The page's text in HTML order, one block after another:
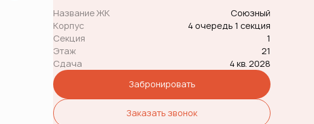
Название ЖК
Союзный
Корпус
4 очередь 1 секция
Секция
1
Этаж
21
Сдача
4 кв. 2028
Забронировать
Заказать звонок